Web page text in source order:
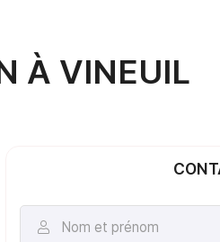
À VINEUIL
 Nom et prénom